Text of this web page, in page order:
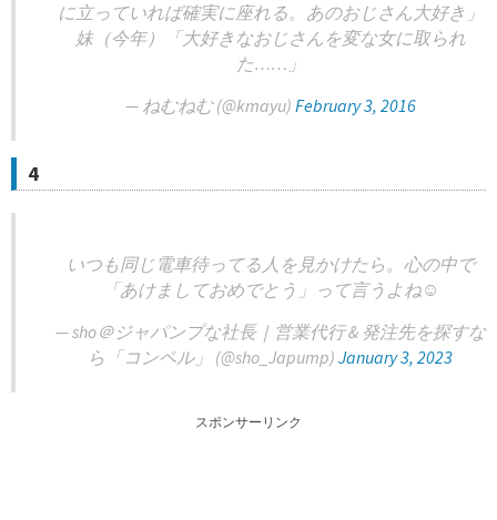
に立っていれば確実に座れる。あのおじさん大好き」
妹（今年）「大好きなおじさんを変な女に取られ
た……」
— ねむねむ (@kmayu) February 3, 2016
4
いつも同じ電車待ってる人を見かけたら。心の中で
「あけましておめでとう」って言うよね☺️
— sho＠ジャパンプな社長｜営業代行 & 発注先を探すな
ら「コンペル」 (@sho_Japump) January 3, 2023
スポンサーリンク